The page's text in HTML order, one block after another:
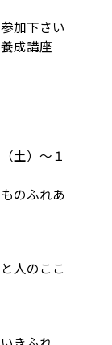
加下さい
成講座
土）～１
のふれあ
人のここ